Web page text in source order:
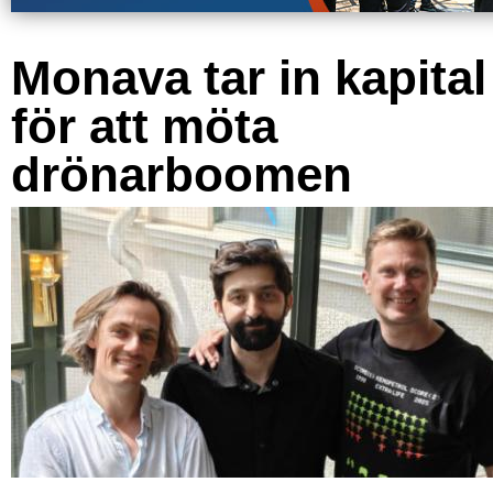
Monava tar in kapital
för att möta
drönarboomen